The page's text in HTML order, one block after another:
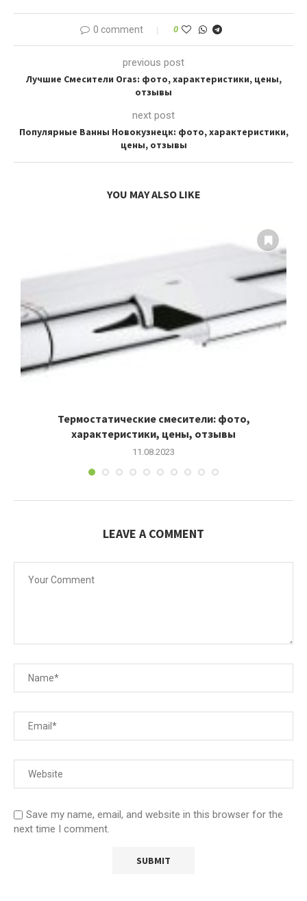
цены, отзывы
0 comment 0
previous post
Лучшие Смесители Oras: фото, характеристики, цены,
отзывы
next post
Популярные Ванны Новокузнецк: фото, характеристики,
цены, отзывы
YOU MAY ALSO LIKE
Термостатические смесители: фото,
характеристики, цены, отзывы
11.08.2023
LEAVE A COMMENT
Save my name, email, and website in this browser for the
next time I comment.